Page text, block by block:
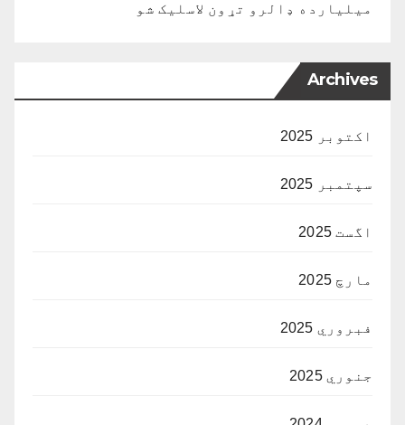
میلیارده ډالرو تړون لاسلیک شو
Archives
اکتوبر 2025
سپتمبر 2025
اگست 2025
مارچ 2025
فبروري 2025
جنوري 2025